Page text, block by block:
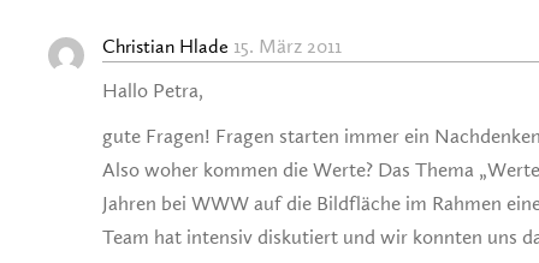
Christian Hlade 15. März 2011
Hallo Petra,
gute Fragen! Fragen starten immer ein
Also woher kommen die Werte? Das Thema
Jahren bei WWW auf die Bildfläche im Rahmen
Team hat intensiv diskutiert und wir konnten uns